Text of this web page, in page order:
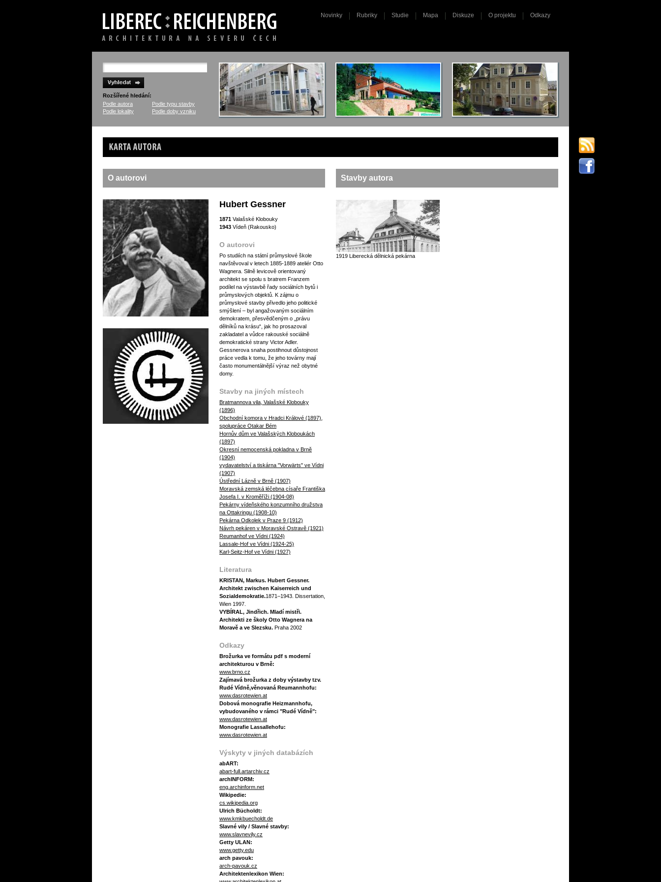
Novinky Rubriky Studie Mapa Diskuze O projektu Odkazy
Rozšířené hledání:
Podle autora
Podle typu stavby
Podle lokality
Podle doby vzniku
Karta autora
O autorovi
Hubert Gessner
1871 Valašské Klobouky
1943 Vídeň (Rakousko)
O autorovi
Po studiích na státní průmyslové škole
navštěvoval v letech 1885-1889 ateliér Otto
Wagnera. Silně levicově orientovaný
architekt se spolu s bratrem Franzem
podílel na výstavbě řady sociálních bytů i
průmyslových objektů. K zájmu o
průmyslové stavby přivedlo jeho politické
smýšlení – byl angažovaným sociálním
demokratem, přesvědčeným o „právu
dělníků na krásu“, jak ho prosazoval
zakladatel a vůdce rakouské sociálně
demokratické strany Victor Adler.
Gessnerova snaha postihnout důstojnost
práce vedla k tomu, že jeho továrny mají
často monumentálnější výraz než obytné
domy.
Stavby na jiných místech
Bratmannova vila, Valašské Klobouky
(1896)
Obchodní komora v Hradci Králové (1897),
spolupráce Otakar Bém
Hornův dům ve Valašských Kloboukách
(1897)
Okresní nemocenská pokladna v Brně
(1904)
vydavatelství a tiskárna "Vorwärts" ve Vídni
(1907)
Ústřední Lázně v Brně (1907)
Moravská zemská léčebna císaře Františka
Josefa I. v Kroměříži (1904-08)
Pekárny vídeňského konzumního družstva
na Ottakringu (1908-10)
Pekárna Odkolek v Praze 9 (1912)
Návrh pekáren v Moravské Ostravě (1921)
Reumanhof ve Vídni (1924)
Lassale-Hof ve Vídni (1924-25)
Karl-Seitz-Hof ve Vídni (1927)
Literatura
KRISTAN, Markus. Hubert Gessner.
Architekt zwischen Kaiserreich und
Sozialdemokratie.1871–1943. Dissertation,
Wien 1997.
VYBÍRAL, Jindřich. Mladí mistři.
Architekti ze školy Otto Wagnera na
Moravě a ve Slezsku. Praha 2002
Odkazy
Brožurka ve formátu pdf s moderní
architekturou v Brně:
www.brno.cz
Zajímavá brožurka z doby výstavby tzv.
Rudé Vídně,věnovaná Reumannhofu:
www.dasrotewien.at
Dobová monografie Heizmannhofu,
vybudovaného v rámci "Rudé Vídně":
www.dasrotewien.at
Monografie Lassallehofu:
www.dasrotewien.at
Výskyty v jiných databázích
abART:
abart-full.artarchiv.cz
archINFORM:
eng.archinform.net
Wikipedie:
cs.wikipedia.org
Ulrich Bücholdt:
www.kmkbuecholdt.de
Slavné vily / Slavné stavby:
www.slavnevily.cz
Getty ULAN:
www.getty.edu
arch pavouk:
arch-pavouk.cz
Architektenlexikon Wien:
Stavby autora
1919 Liberecká dělnická pekárna